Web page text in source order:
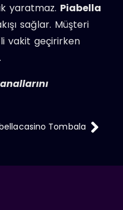
yaratmaz. Piabella
sağlar. Müşteri
vakit geçirirken
Tombala